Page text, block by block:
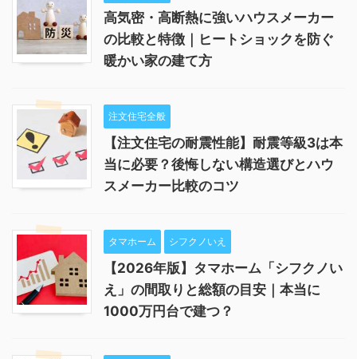
高気密・高断熱に強いハウスメーカー
の比較と特徴｜ヒートショックを防ぐ
暖かい家の建て方
注文住宅全般
【注文住宅の耐震性能】耐震等級3は本
当に必要？後悔しない構造選びとハウ
スメーカー比較のコツ
タマホーム シフクノいえ
【2026年版】タマホーム「シフクノい
え」の間取りと総額の目安｜本当に
1000万円台で建つ？